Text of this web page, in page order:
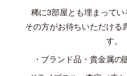
稀に3部屋とも埋まってい
その方がお待ちいただける
す。
・ブランド品・貴金属の